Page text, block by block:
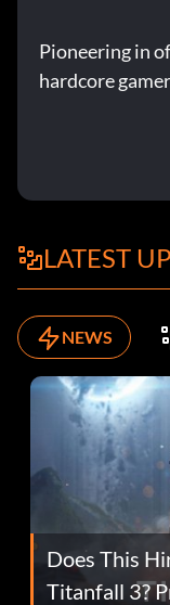
Pioneering in
hardcore
LATEST
NEWS
Does This
Titanfall 3?